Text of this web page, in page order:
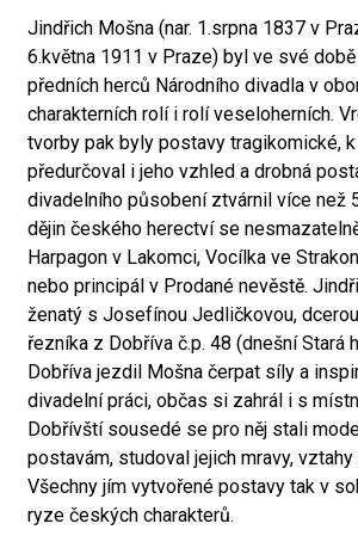
Jindřich Mošna (nar. 1.srpna 1837 v
6.května 1911 v Praze) byl ve své
předních herců Národního divadla v
charakterních rolí i rolí veseloherních.
tvorby pak byly postavy tragikomické,
předurčoval i jeho vzhled a drobná
divadelního působení ztvárnil více než
dějin českého herectví se
Harpagon v Lakomci, Vocílka ve
nebo principál v Prodané nevěstě.
ženatý s Josefínou Jedličkovou,
řezníka z Dobříva č.p. 48 (dnešní Stará
Dobříva jezdil Mošna čerpat síly a
divadelní práci, občas si zahrál i s
Dobřívští sousedé se pro něj stali
postavám, studoval jejich mravy, vztahy
Všechny jím vytvořené postavy tak v
ryze českých charakterů.